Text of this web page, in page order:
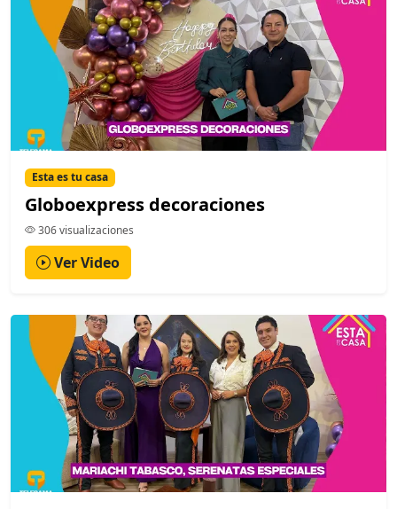
Esta es tu casa
Globoexpress decoraciones
306 visualizaciones
Ver Video